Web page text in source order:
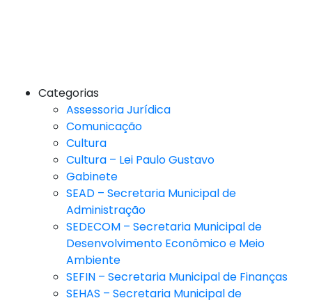
Categorias
Assessoria Jurídica
Comunicação
Cultura
Cultura – Lei Paulo Gustavo
Gabinete
SEAD – Secretaria Municipal de
Administração
SEDECOM – Secretaria Municipal de
Desenvolvimento Econômico e Meio
Ambiente
SEFIN – Secretaria Municipal de Finanças
SEHAS – Secretaria Municipal de